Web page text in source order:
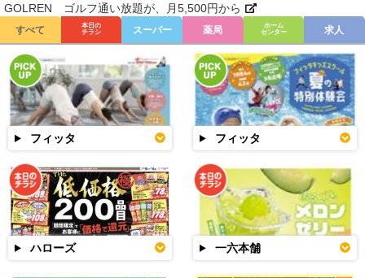
GOLREN ゴルフ通い放題が、月5,500円から
すべて
本日の
チラシ
スーパー 薬局
ホーム
センター
求人
フィッタ フィッタ
ハローズ 一六本舗